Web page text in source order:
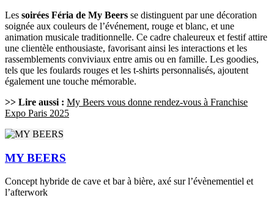
Les soirées Féria de My Beers se distinguent par une décoration
soignée aux couleurs de l’événement, rouge et blanc, et une
animation musicale traditionnelle. Ce cadre chaleureux et festif attire
une clientèle enthousiaste, favorisant ainsi les interactions et les
rassemblements conviviaux entre amis ou en famille. Les goodies,
tels que les foulards rouges et les t-shirts personnalisés, ajoutent
également une touche mémorable.
>> Lire aussi : My Beers vous donne rendez-vous à Franchise
Expo Paris 2025
MY BEERS
Concept hybride de cave et bar à bière, axé sur l’évènementiel et
l’afterwork